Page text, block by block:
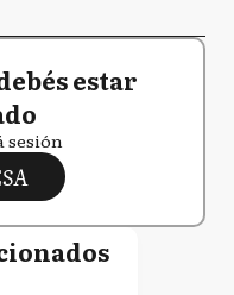
estar
sesión